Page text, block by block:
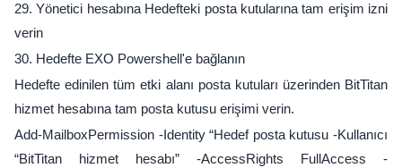
29. Yönetici hesabına Hedefteki posta kutularına tam erişim izni
verin
30. Hedefte EXO Powershell'e bağlanın
Hedefte edinilen tüm etki alanı posta kutuları üzerinden BitTitan
hizmet hesabına tam posta kutusu erişimi verin.
Add-MailboxPermission -Identity “Hedef posta kutusu -Kullanıcı
“BitTitan hizmet hesabı” -AccessRights FullAccess -